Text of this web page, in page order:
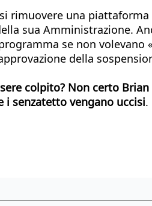
rimuovere una
sua Amministrazione.
se non volevano
della
colpito? Non certo
i senzatetto vengano uccisi.